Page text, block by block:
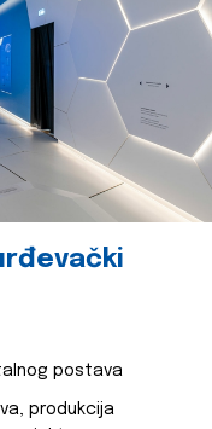
postava
produkcija